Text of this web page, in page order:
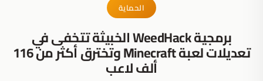
الحماية
برمجية WeedHack الخبيثة تتخفى في
تعديلات لعبة Minecraft وتخترق أكثر من 116
ألف لاعب